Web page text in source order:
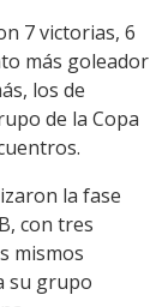
7 victorias, 6
más goleador
los de
de la Copa
la fase
con tres
mismos
su grupo